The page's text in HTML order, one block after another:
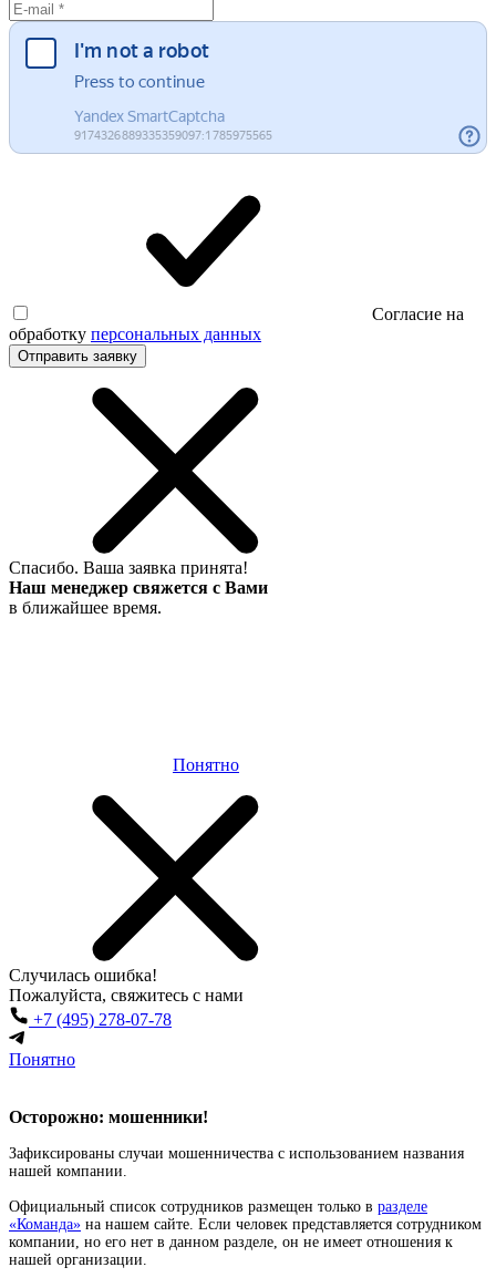
Согласие на
обработку персональных данных
Отправить заявку
Спасибо. Ваша заявка принята!
Наш менеджер свяжется с Вами
в ближайшее время.
Понятно
Случилась ошибка!
Пожалуйста, свяжитесь с нами
+7 (495) 278-07-78
Понятно
Осторожно: мошенники!
Зафиксированы случаи мошенничества с использованием названия
нашей компании.
Официальный список сотрудников размещен только в разделе
«Команда» на нашем сайте. Если человек представляется сотрудником
компании, но его нет в данном разделе, он не имеет отношения к
нашей организации.